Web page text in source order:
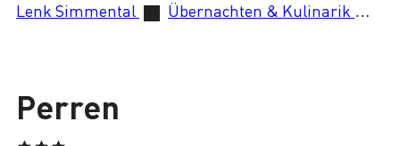
Lenk Simmental Übernachten & Kulinarik
Perren